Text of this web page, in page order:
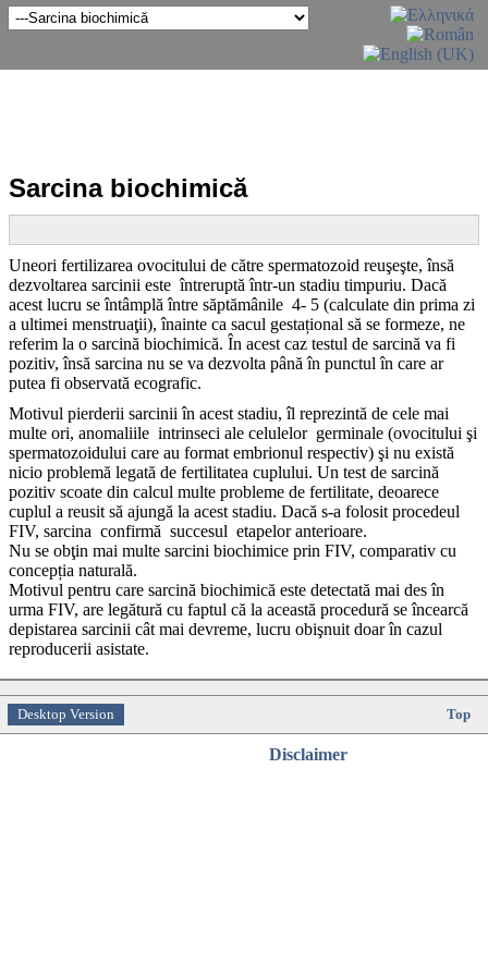
Sarcina biochimică
Uneori fertilizarea ovocitului de către spermatozoid reuşeşte, însă
dezvoltarea sarcinii este întreruptă într-un stadiu timpuriu. Dacă
acest lucru se întâmplă între săptămânile 4- 5 (calculate din prima zi
a ultimei menstruaţii), înainte ca sacul gestațional să se formeze, ne
referim la o sarcină biochimică. În acest caz testul de sarcină va fi
pozitiv, însă sarcina nu se va dezvolta până în punctul în care ar
putea fi observată ecografic.
Motivul pierderii sarcinii în acest stadiu, îl reprezintă de cele mai
multe ori, anomaliile intrinseci ale celulelor germinale (ovocitului şi
spermatozoidului care au format embrionul respectiv) şi nu există
nicio problemă legată de fertilitatea cuplului. Un test de sarcină
pozitiv scoate din calcul multe probleme de fertilitate, deoarece
cuplul a reusit să ajungă la acest stadiu. Dacă s-a folosit procedeul
FIV, sarcina confirmă succesul etapelor anterioare.
Nu se obţin mai multe sarcini biochimice prin FIV, comparativ cu
concepția naturală.
Motivul pentru care sarcină biochimică este detectată mai des în
urma FIV, are legătură cu faptul că la această procedură se încearcă
depistarea sarcinii cât mai devreme, lucru obişnuit doar în cazul
reproducerii asistate.
Desktop Version Top
Disclaimer